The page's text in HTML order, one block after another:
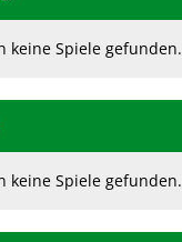
keine Spiele gefunden.
keine Spiele gefunden.